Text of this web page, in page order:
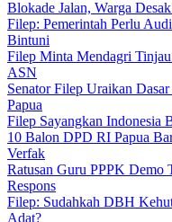
Blokade Jalan, Warga
Filep: Pemerintah Perlu
Bintuni
Filep Minta Mendagri
ASN
Senator Filep Uraikan
Papua
Filep Sayangkan Indonesia
10 Balon DPD RI Papua
Verfak
Ratusan Guru PPPK Demo
Respons
Filep: Sudahkah DBH
Adat?